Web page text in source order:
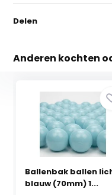
Delen
Anderen kochten
Ballenbak ballen
blauw (70mm) 1...